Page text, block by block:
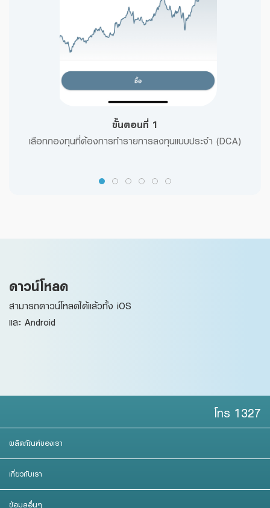
ขั้นตอนที่ 1
เลือกกองทุนที่ต้องการทำรายการลงทุนแบบประจำ (DCA)
ดาวน์โหลด
สามารถดาวน์โหลดได้แล้วทั้ง iOS
และ Android
โทร 1327
ผลิตภัณฑ์ของเรา
เกี่ยวกับเรา
ข้อมูลอื่นๆ